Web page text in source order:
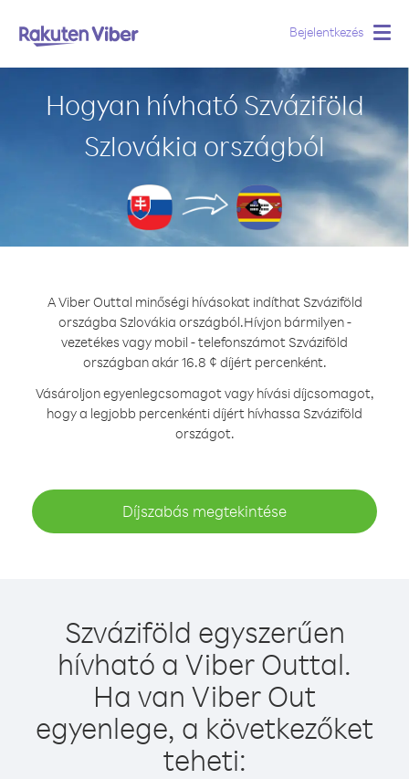
Bejelentkezés
Hogyan hívható Szváziföld
Szlovákia országból
A Viber Outtal minőségi hívásokat indíthat Szváziföld
országba Szlovákia országból.Hívjon bármilyen -
vezetékes vagy mobil - telefonszámot Szváziföld
országban akár 16.8 ¢ díjért percenként.
Vásároljon egyenlegcsomagot vagy hívási díjcsomagot,
hogy a legjobb percenkénti díjért hívhassa Szváziföld
országot.
Díjszabás megtekintése
Szváziföld egyszerűen
hívható a Viber Outtal.
Ha van Viber Out
egyenlege, a következőket
teheti: